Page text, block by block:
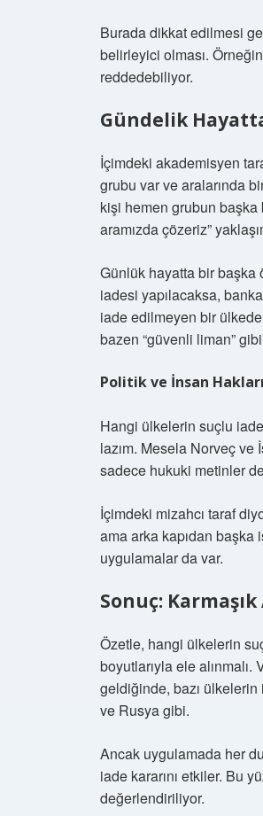
Burada dikkat edilmesi
belirleyici olması.
reddedebiliyor.
Gündelik
İçimdeki akademisyen
grubu var ve aralarında
kişi hemen grubun başka
aramızda çözeriz”
Günlük hayatta bir başka
iadesi yapılacaksa,
iade edilmeyen bir
bazen “güvenli liman”
Politik ve İnsan
Hangi ülkelerin suçlu
lazım. Mesela Norveç ve
sadece hukuki metinler
İçimdeki mizahcı taraf
ama arka kapıdan
uygulamalar da var.
Sonuç:
Özetle, hangi ülkelerin
boyutlarıyla ele
geldiğinde, bazı
ve Rusya gibi.
Ancak uygulamada her
iade kararını etkiler. Bu
değerlendiriliyor.